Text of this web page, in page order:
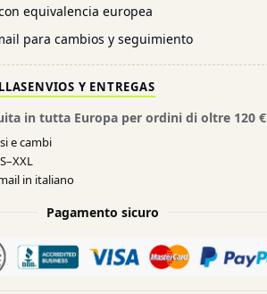
equivalencia europea
para cambios y seguimiento
ENVIOS Y ENTREGAS
in tutta Europa per ordini di oltre 120 €
e cambi
in italiano
Pagamento sicuro